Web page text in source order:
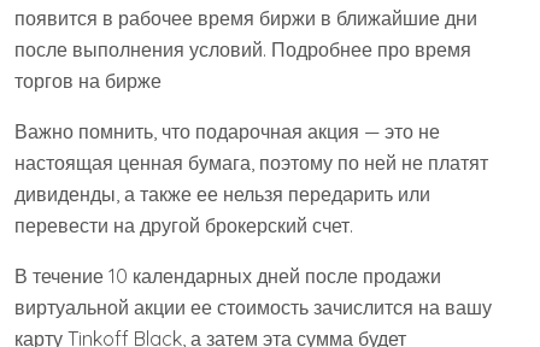
появится в рабочее время биржи в ближайшие дни
после выполнения условий. Подробнее про время
торгов на бирже
Важно помнить, что подарочная акция — это не
настоящая ценная бумага, поэтому по ней не платят
дивиденды, а также ее нельзя передарить или
перевести на другой брокерский счет.
В течение 10 календарных дней после продажи
виртуальной акции ее стоимость зачислится на вашу
карту Tinkoff Black, а затем эта сумма будет